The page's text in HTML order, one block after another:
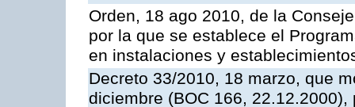
Orden, 18 ago 2010, de la
por la que se establece el
en instalaciones y
Decreto 33/2010, 18 marzo, que
diciembre (BOC 166,